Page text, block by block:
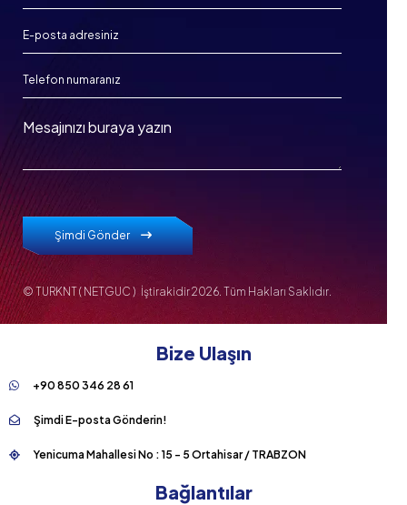
Şimdi Gönder
© TURKNT ( NETGUC ) İştirakidir2026. Tüm Hakları Saklıdır.
Bize Ulaşın
+90 850 346 28 61
Şimdi E-posta Gönderin!
Yenicuma Mahallesi No : 15 - 5 Ortahisar / TRABZON
Bağlantılar